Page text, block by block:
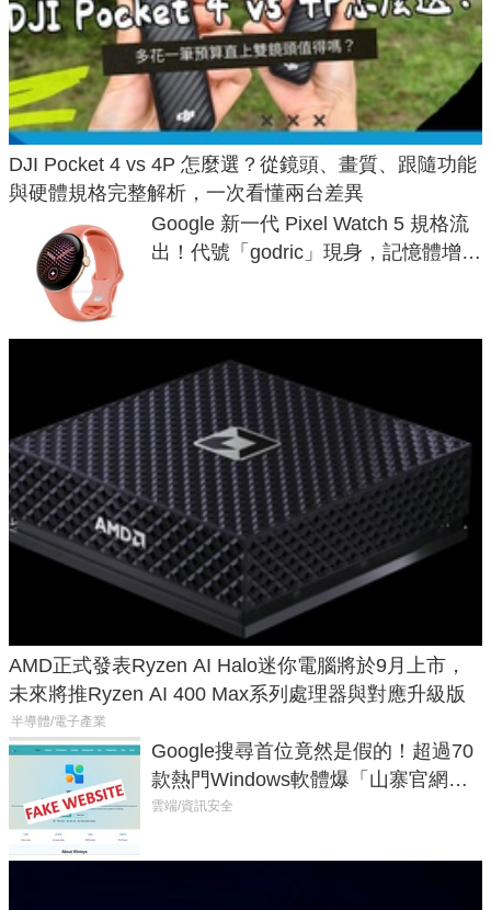
DJI Pocket 4 vs 4P 怎麼選？從鏡頭、畫質、跟隨功能
與硬體規格完整解析，一次看懂兩台差異
Google 新一代 Pixel Watch 5 規格流
出！代號「godric」現身，記憶體增強
AMD正式發表Ryzen AI Halo迷你電腦將於9月上市，
未來將推Ryzen AI 400 Max系列處理器與對應升級版
半導體/電子產業
Google搜尋首位竟然是假的！超過70
款熱門Windows軟體爆「山寨官網」
危機
雲端/資訊安全